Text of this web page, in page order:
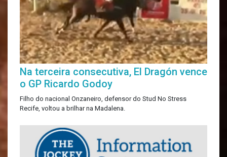
Na terceira consecutiva, El Dragón vence
o GP Ricardo Godoy
Filho do nacional Onzaneiro, defensor do Stud No Stress
Recife, voltou a brilhar na Madalena.